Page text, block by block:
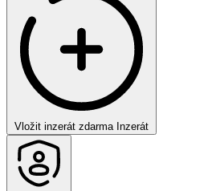
Vložit inzerát zdarma Inzerát